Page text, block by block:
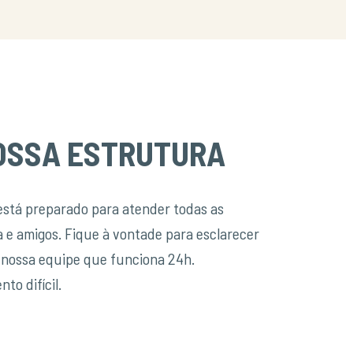
ESTRUTURA
preparado para atender todas as
e amigos. Fique à vontade para esclarecer
equipe que funciona 24h.
difícil.